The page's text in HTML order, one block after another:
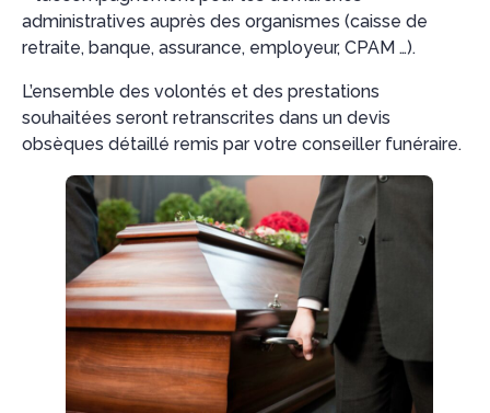
administratives auprès des organismes (caisse de
retraite, banque, assurance, employeur, CPAM …).
L’ensemble des volontés et des prestations
souhaitées seront retranscrites dans un devis
obsèques détaillé remis par votre conseiller funéraire.